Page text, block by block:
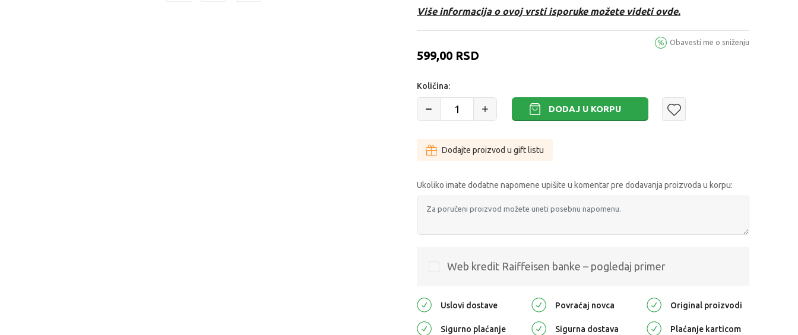
Više informacija o ovoj vrsti isporuke možete videti ovde.
599,00 RSD
Obavesti me o sniženju
Količina:
DODAJ U KORPU
Dodajte proizvod u gift listu
Ukoliko imate dodatne napomene upišite u komentar pre dodavanja proizvoda u korpu:
Web kredit Raiffeisen banke – pogledaj primer
Uslovi dostave Povraćaj novca Original proizvodi
Sigurno plaćanje Sigurna dostava Plaćanje karticom